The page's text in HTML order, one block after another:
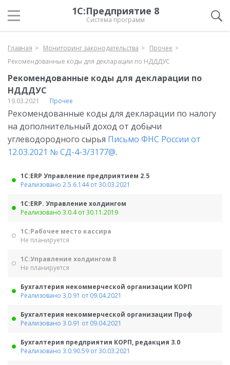
1С:Предприятие 8
Система программ
Главная Мониторинг законодательства
Прочее
Рекомендованные коды для декларации по НДДДУС
Рекомендованные коды для декларации по
НДДДУС
19.03.2021 Прочее
Рекомендованные коды для декларации по налогу
на дополнительный доход от добычи
углеводородного сырья Письмо ФНС России от
12.03.2021 № СД-4-3/3177@.
1С:ERP Управление предприятием 2.5
Реализовано 2.5.6.144 от 30.03.2021
1С:ERP. Управление холдингом
Реализовано 3.0.4 от 30.11.2019
1С:Рабочее место кассира
Не планируется
1С:Управление холдингом 8
Не планируется
Бухгалтерия некоммерческой организации КОРП
Реализовано 3.0.91 от 09.04.2021
Бухгалтерия некоммерческой организации Проф
Реализовано 3.0.91 от 09.04.2021
Бухгалтерия предприятия КОРП, редакция 3.0
Реализовано 3.0.90.59 от 30.03.2021